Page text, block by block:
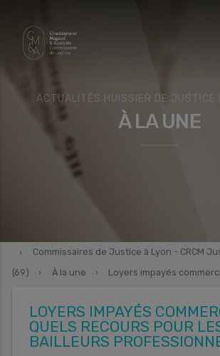
ACTUALITÉS HUISSIER DE JUSTICE
À LA UNE
Commissaires de Justice à Lyon - CRCM
(69)
À la une
Loyers impayés
LOYERS IMPAYÉS
QUELS RECOURS POUR
BAILLEURS